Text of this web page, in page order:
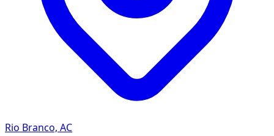
Rio Branco, AC